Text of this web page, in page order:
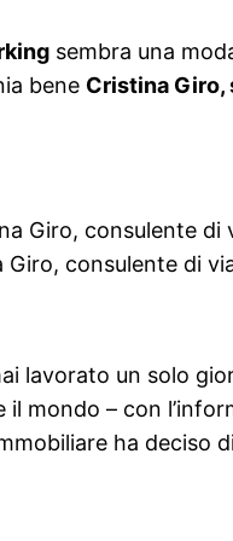
sembra una
bene Cristina Giro,
Giro, consulente di
lavorato un solo
mondo – con
ha